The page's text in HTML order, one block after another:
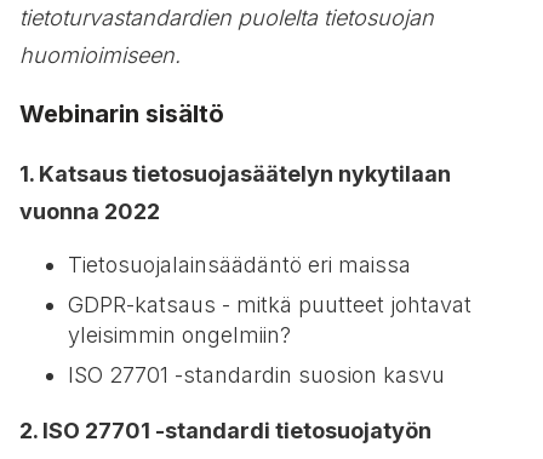
tietoturvastandardien puolelta tietosuojan
huomioimiseen.
Webinarin sisältö
1. Katsaus tietosuojasäätelyn nykytilaan
vuonna 2022
Tietosuojalainsäädäntö eri maissa
GDPR-katsaus - mitkä puutteet johtavat
yleisimmin ongelmiin?
ISO 27701 -standardin suosion kasvu
2. ISO 27701 -standardi tietosuojatyön